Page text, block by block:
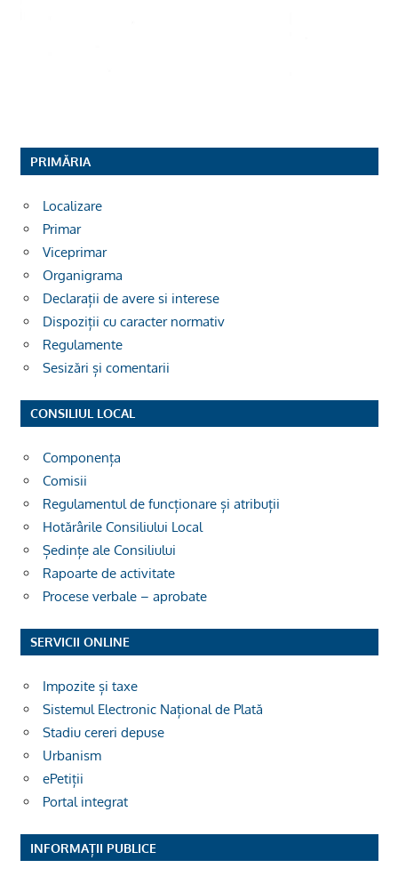
PRIMĂRIA
Localizare
Primar
Viceprimar
Organigrama
Declarații de avere si interese
Dispoziții cu caracter normativ
Regulamente
Sesizări și comentarii
CONSILIUL LOCAL
Componența
Comisii
Regulamentul de funcționare și atribuții
Hotărârile Consiliului Local
Ședințe ale Consiliului
Rapoarte de activitate
Procese verbale – aprobate
SERVICII ONLINE
Impozite și taxe
Sistemul Electronic Național de Plată
Stadiu cereri depuse
Urbanism
ePetiții
Portal integrat
INFORMAȚII PUBLICE